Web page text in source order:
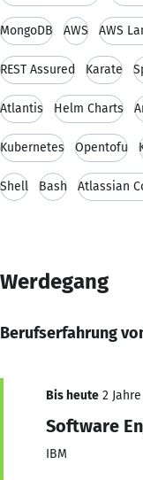
MongoDB AWS AWS
REST Assured Karate
Atlantis Helm Charts
Kubernetes Opentofu
Shell Bash Atlassian
Werdegang
Berufserfahrung
Bis heute 2
Software
IBM